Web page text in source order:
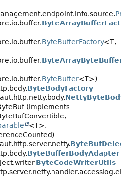
ByteBufferFactory<T,
ByteBuffer<T>)
ByteBodyFactory
(implements
<T>,
ByteBufferBodyAdapter
ByteCodeWriterUtils